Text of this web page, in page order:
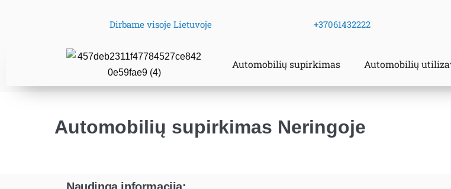
Dirbame visoje Lietuvoje +37061432222
Automobilių supirkimas Automobilių
Automobilių supirkimas Neringoje